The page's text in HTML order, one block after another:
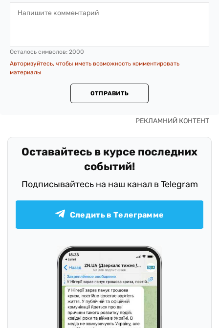
Осталось символов: 2000
Авторизуйтесь, чтобы иметь возможность комментировать
материалы
ОТПРАВИТЬ
Оставайтесь в курсе последних
событий!
Подписывайтесь на наш канал в Telegram
Следить в Телеграмме